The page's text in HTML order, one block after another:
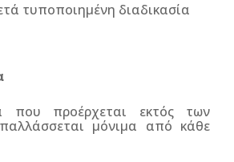
τυποποιημένη διαδικασία
που προέρχεται εκτός των
μόνιμα από κάθε